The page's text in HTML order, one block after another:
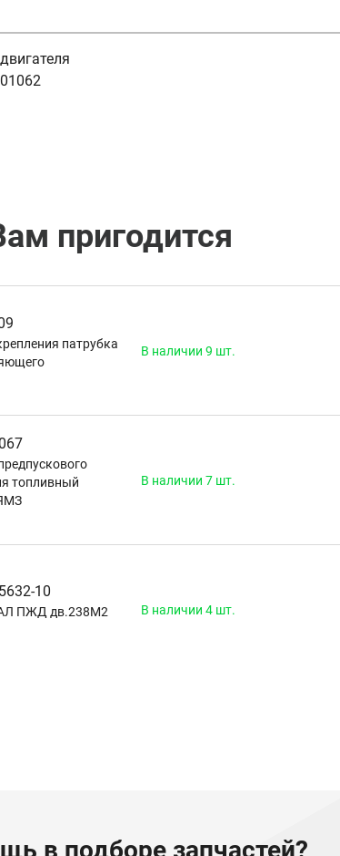
пригодится
патрубка
В наличии 9 шт.
топливный
В наличии 7 шт.
10
ПЖД дв.238М2
В наличии 4 шт.